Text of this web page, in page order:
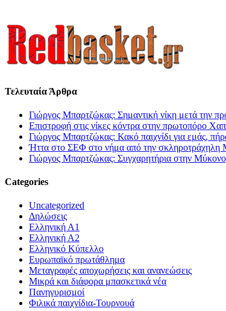
Τελευταία Άρθρα
Γιώργος Μπαρτζώκας: Σημαντική νίκη μετά την
Επιστροφή στις νίκες κόντρα στην πρωτοπόρο
Γιώργος Μπαρτζώκας: Κακό παιχνίδι για εμάς,
Ήττα στο ΣΕΦ στο νήμα από την σκληροτράχηλη
Γιώργος Μπαρτζώκας: Συγχαρητήρια στην
Categories
Uncategorized
Δηλώσεις
Ελληνική Α1
Ελληνική Α2
Ελληνικό Κύπελλο
Ευρωπαϊκό πρωτάθλημα
Μεταγραφές αποχωρήσεις και ανανεώσεις
Μικρά και διάφορα μπασκετικά νέα
Πανηγυρισμοί
Φιλικά παιχνίδια-Τουρνουά